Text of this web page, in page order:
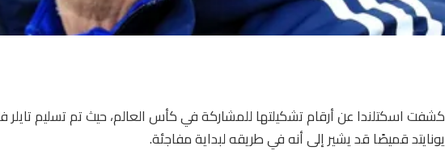
كشفت اسكتلندا عن أرقام تشكيلتها للمشاركة في كأس العالم، حيث تم تسليم تايلر
يونايتد قميصًا قد يشير إلى أنه في طريقه لبداية مفاجئة.